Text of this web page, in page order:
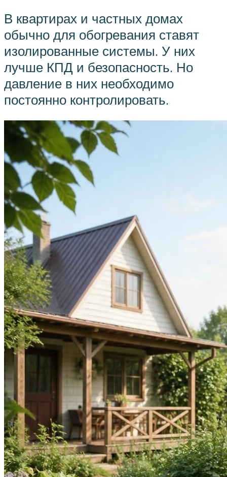
В квартирах и частных домах
обычно для обогревания ставят
изолированные системы. У них
лучше КПД и безопасность. Но
давление в них необходимо
постоянно контролировать.